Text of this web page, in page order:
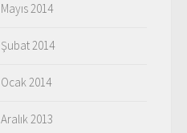
Mayıs 2014
Şubat 2014
Ocak 2014
Aralık 2013